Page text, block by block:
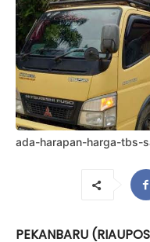
ada-harapan-harga-tbs-
PEKANBARU